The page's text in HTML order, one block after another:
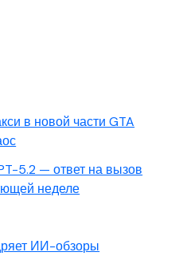
в новой части GTA
5.2 — ответ на вызов
неделе
ИИ-обзоры